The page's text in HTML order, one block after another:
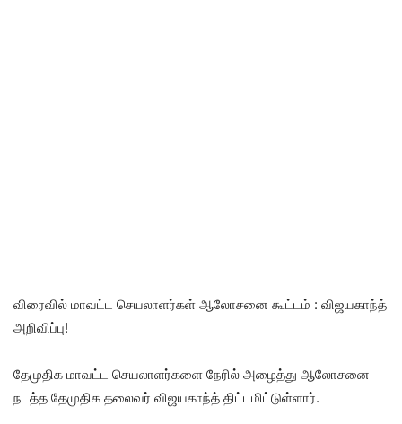
விரைவில் மாவட்ட செயலாளர்கள் ஆலோசனை கூட்டம் : விஜயகாந்த்
அறிவிப்பு!
தேமுதிக மாவட்ட செயலாளர்களை நேரில் அழைத்து ஆலோசனை
நடத்த தேமுதிக தலைவர் விஜயகாந்த் திட்டமிட்டுள்ளார்.